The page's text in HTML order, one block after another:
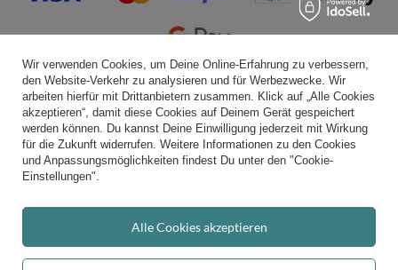
Bequeme Lieferung
Du kannst uns vertrauen
Folge uns:
Wir verwenden Cookies, um Deine Online-Erfahrung zu verbessern,
den Website-Verkehr zu analysieren und für Werbezwecke. Wir
arbeiten hierfür mit Drittanbietern zusammen. Klick auf „Alle Cookies
akzeptieren“, damit diese Cookies auf Deinem Gerät gespeichert
werden können. Du kannst Deine Einwilligung jederzeit mit Wirkung
für die Zukunft widerrufen. Weitere Informationen zu den Cookies
und Anpassungsmöglichkeiten findest Du unter den "Cookie-
Einstellungen".
Alle Cookies akzeptieren